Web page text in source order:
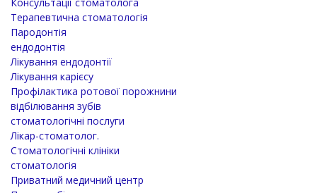
Терапевтична стоматологія
Пародонтія
ендодонтія
Лікування ендодонтії
Лікування карієсу
Профілактика ротової порожнини
відбілювання зубів
стоматологічні послуги
Лікар-стоматолог.
Стоматологічні клініки
стоматологія
Приватний медичний центр